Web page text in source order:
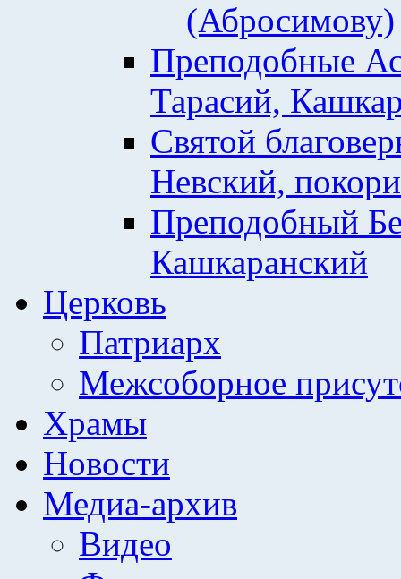
(Абросимову)
Преподобные
Тарасий,
Святой
Невский,
Преподобный
Кашкаранский
Церковь
Патриарх
Межсоборное
Храмы
Новости
Медиа-архив
Видео